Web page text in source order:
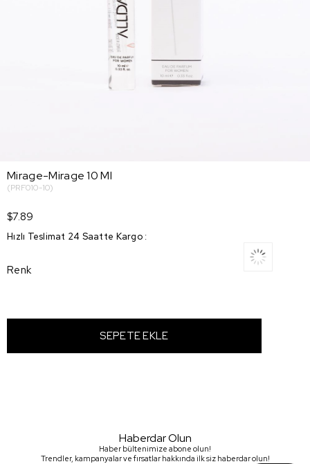
Mirage-Mirage 10 Ml
(PRF010-10)
$7.89
Hızlı Teslimat 24 Saatte Kargo :
Renk
Haberdar Olun
Haber bültenimize abone olun!
Trendler, kampanyalar ve fırsatlar hakkında ilk siz haberdar olun!